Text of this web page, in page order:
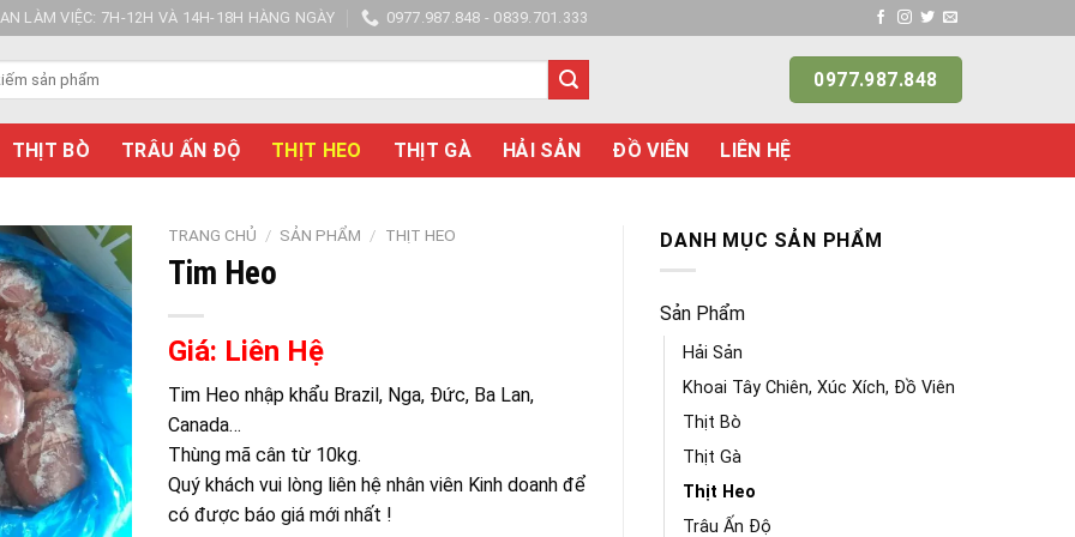
LÀM VIỆC: 7H-12H VÀ 14H-18H HÀNG NGÀY 0977.987.848 - 0839.701.333
0977.987.848
THỊT BÒ TRÂU ẤN ĐỘ THỊT HEO THỊT GÀ HẢI SẢN ĐỒ VIÊN LIÊN HỆ
TRANG CHỦ / SẢN PHẨM / THỊT HEO
Tim Heo
Giá: Liên Hệ
Tim Heo nhập khẩu Brazil, Nga, Đức, Ba Lan,
Canada…
Thùng mã cân từ 10kg.
Quý khách vui lòng liên hệ nhân viên Kinh doanh để
có được báo giá mới nhất !
DANH MỤC SẢN PHẨM
Sản Phẩm
Hải Sản
Khoai Tây Chiên, Xúc Xích, Đồ Viên
Thịt Bò
Thịt Gà
Thịt Heo
Trâu Ấn Độ